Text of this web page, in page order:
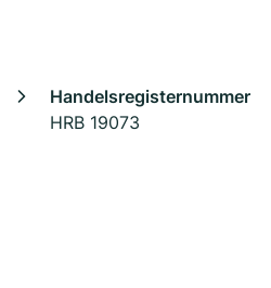
Handelsregisternummer
HRB 19073